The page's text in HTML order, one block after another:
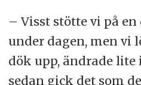
– Visst stötte vi på
under dagen, men vi
dök upp, ändrade
sedan gick det som